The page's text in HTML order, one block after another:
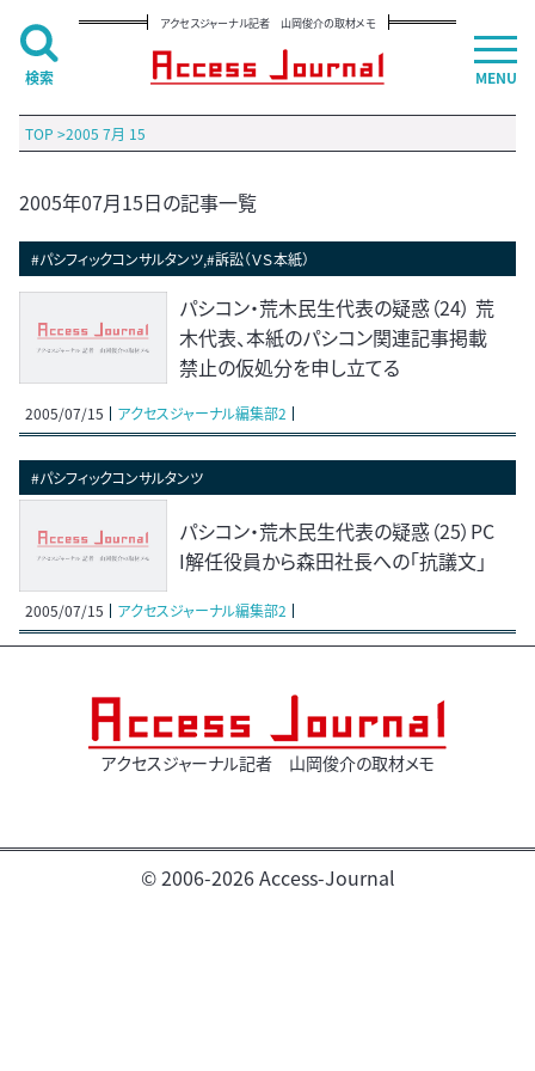
アクセスジャーナル記者 山岡俊介の取材メモ
TOP >2005 7月 15
2005年07月15日の記事一覧
#パシフィックコンサルタンツ,#訴訟（ＶＳ本紙）
パシコン・荒木民生代表の疑惑（24） 荒
木代表、本紙のパシコン関連記事掲載
禁止の仮処分を申し立てる
2005/07/15 アクセスジャーナル編集部2
#パシフィックコンサルタンツ
パシコン・荒木民生代表の疑惑（25）PC
I解任役員から森田社長への「抗議文」
2005/07/15 アクセスジャーナル編集部2
アクセスジャーナル記者 山岡俊介の取材メモ
© 2006-2026 Access-Journal
MENU
検索